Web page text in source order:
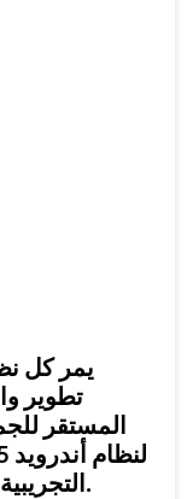
يمر كل
تطوير
المستقر
التجريبية، والتي ستستمر حتى يوليو 2024.